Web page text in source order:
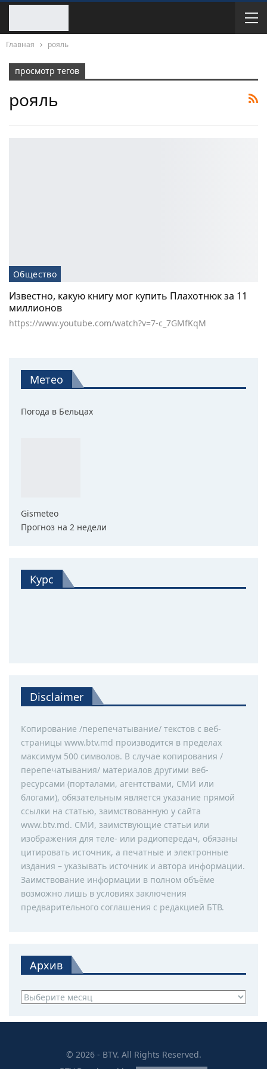
Главная рояль
просмотр тегов
рояль
Общество
Известно, какую книгу мог купить Плахотнюк за 11
миллионов
https://www.youtube.com/watch?v=7-c_7GMfKqM
Метео
Погода в Бельцах
Gismeteo
Прогноз на 2 недели
Курс
Disclaimer
Копирование /перепечатывание/ текстов с веб-
страницы www.btv.md производится в пределах
максимум 500 символов. В случае копирования /
перепечатывания/ материалов другими веб-
ресурсами (порталами, агентствами, СМИ или
блогами), обязательным является указание прямой
ссылки на статью, заимствованную у сайта
www.btv.md. СМИ, заимствующие статьи или
изображения для теле- или радиопередач, обязаны
цитировать источник, а печатные и электронные
издания – указывать источник и автора информации.
Заимствование информации в полном объёме
возможно лишь в условиях заключения
предварительного соглашения с редакцией БТВ.
Архив
Архив
© 2026 - BTV. All Rights Reserved.